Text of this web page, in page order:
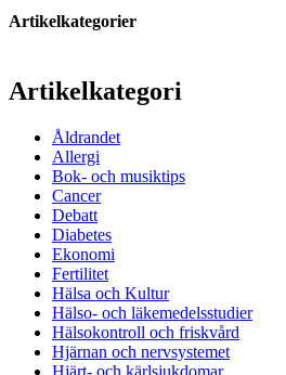
Artikelkategorier
Artikelkategori
Åldrandet
Allergi
Bok- och musiktips
Cancer
Debatt
Diabetes
Ekonomi
Fertilitet
Hälsa och Kultur
Hälso- och läkemedelsstudier
Hälsokontroll och friskvård
Hjärnan och nervsystemet
Hjärt- och kärlsjukdomar